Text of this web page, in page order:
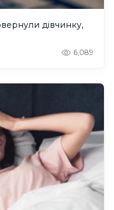
дівчинку,
6,089